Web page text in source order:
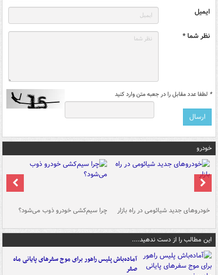
ایمیل
نظر شما *
* لطفا عدد مقابل را در جعبه متن وارد کنید
خودرو
خودروهای جدید شیائومی در راه بازار چرا سیم‌کشی خودرو ذوب می‌شود؟
این مطالب را از دست ندهید....
آماده‌باش پلیس راهور برای موج سفرهای پایانی ماه
صفر